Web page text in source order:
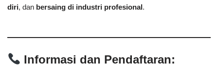
diri, dan bersaing di industri profesional.
Informasi dan Pendaftaran: